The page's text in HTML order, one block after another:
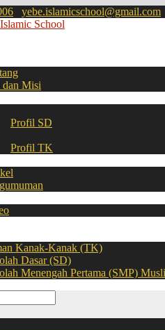
yebe.islamicschool@gmail.com
Misi
Profil SD
Profil TK
Kanak-Kanak (TK)
Dasar (SD)
Menengah Pertama (SMP)